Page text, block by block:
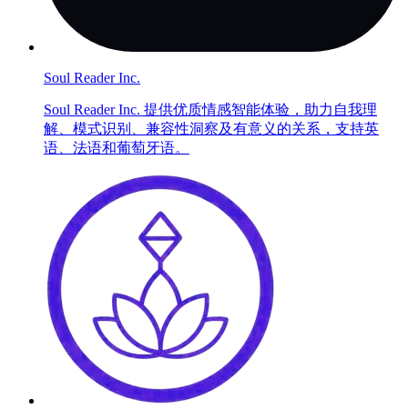
Soul Reader Inc.
Soul Reader Inc. 提供优质情感智能体验，助力自我理
解、模式识别、兼容性洞察及有意义的关系，支持英
语、法语和葡萄牙语。